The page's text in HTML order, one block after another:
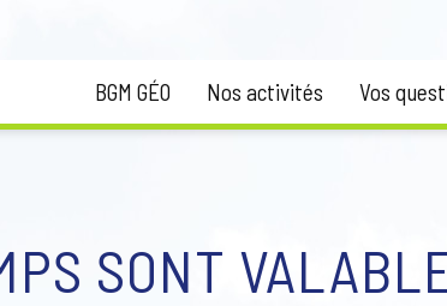
BGM GÉO Nos activités Vos
SONT